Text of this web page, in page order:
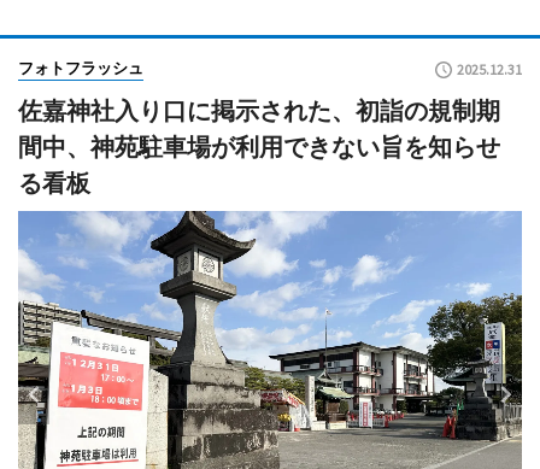
フォトフラッシュ 2025.12.31
佐嘉神社入り口に掲示された、初詣の規制期
間中、神苑駐車場が利用できない旨を知らせ
る看板